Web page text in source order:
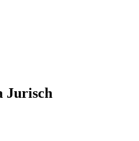
Jurisch